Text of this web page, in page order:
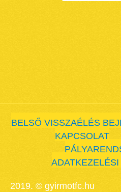
BELSŐ VISSZAÉLÉS
KAPCSOLAT
2019. © gyirmotfc.hu